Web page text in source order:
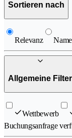
Sortieren nach
Relevanz
Allgemeine Filter
Wettbewerb
Buchungsanfrage